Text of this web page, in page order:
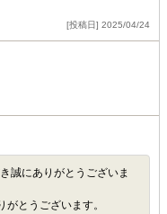
[投稿日] 2025/04/24
誠にありがとうございま
とうございます。